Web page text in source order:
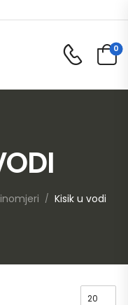
0
/ Kisik u vodi